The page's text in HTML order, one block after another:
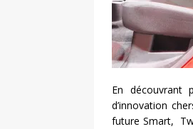
En découvrant
d’innovation
future Smart,